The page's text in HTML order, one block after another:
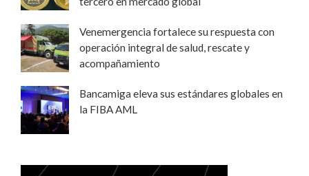
Venemergencia fortalece su respuesta con
operación integral de salud, rescate y
acompañamiento
Bancamiga eleva sus estándares globales en
la FIBA AML